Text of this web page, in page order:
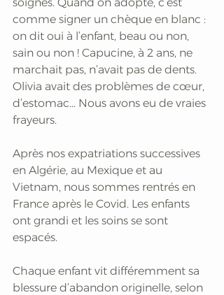
soignés. Quand on adopte, c’est
comme signer un chèque en blanc :
on dit oui à l’enfant, beau ou non,
sain ou non ! Capucine, à 2 ans, ne
marchait pas, n’avait pas de dents.
Olivia avait des problèmes de cœur,
d’estomac... Nous avons eu de vraies
frayeurs.
Après nos expatriations successives
en Algérie, au Mexique et au
Vietnam, nous sommes rentrés en
France après le Covid. Les enfants
ont grandi et les soins se sont
espacés.
Chaque enfant vit différemment sa
blessure d’abandon originelle, selon